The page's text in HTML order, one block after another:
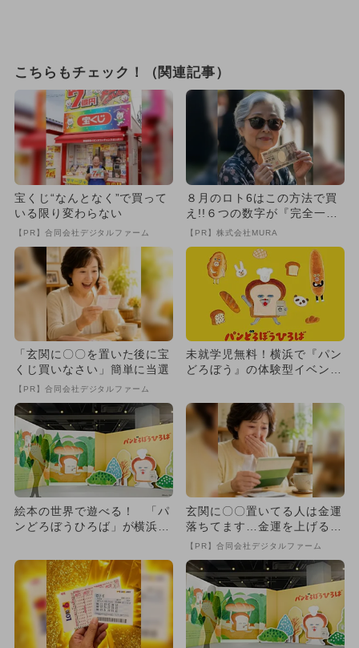
こちらもチェック！（関連記事）
宝くじ“なんとなく”で買って
いる限り変わらない
【PR】合同会社デジタルファーム
８月のロト6はこの方法で買
え!!６つの数字が『完全一
致』する方法
【PR】株式会社MURA
「玄関に〇〇を置いた後に宝
くじ買いなさい」簡単に当選
【PR】合同会社デジタルファーム
未就学児無料！横浜で『パン
どろぼう』の体験型イベント
絵本の世界で遊べる！ 「パ
ンどろぼうひろば」が横浜駅
玄関に〇〇置いてる人は金運
落ちてます…金運を上げる方
法とは
【PR】合同会社デジタルファーム